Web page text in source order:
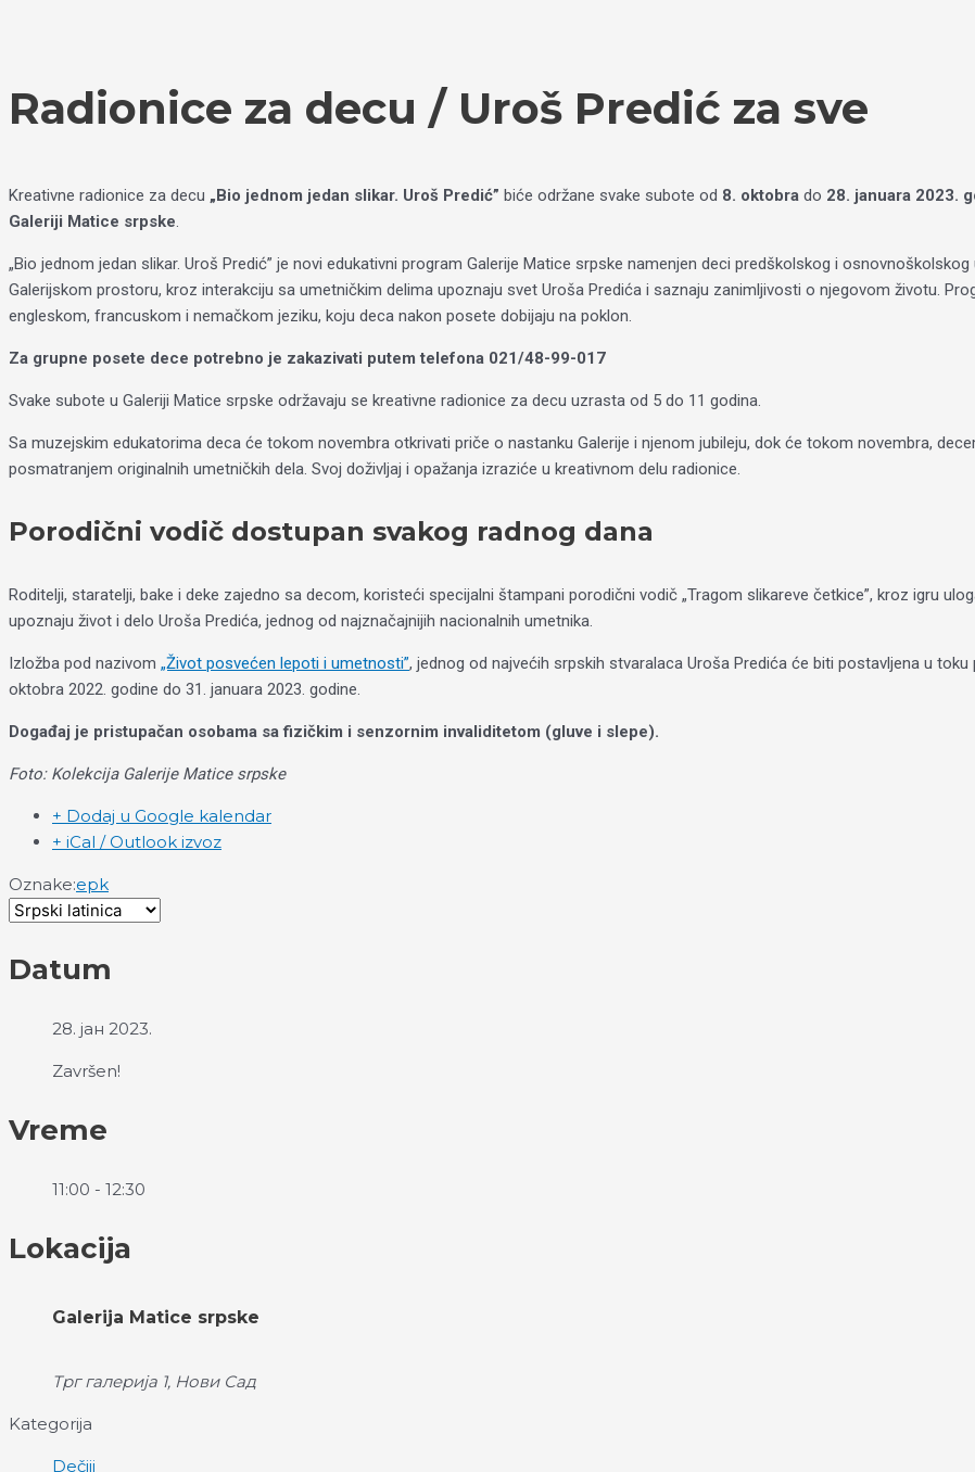
Radionice za decu / Uroš Predić za sve
Kreativne radionice za decu „Bio jednom jedan slikar. Uroš Predić” biće održane svake subote od 8. oktobra do 28. januara 2023.
Galeriji Matice srpske.
„Bio jednom jedan slikar. Uroš Predić” je novi edukativni program Galerije Matice srpske namenjen deci predškolskog i
Galerijskom prostoru, kroz interakciju sa umetničkim delima upoznaju svet Uroša Predića i saznaju zanimljivosti o njegovom životu.
engleskom, francuskom i nemačkom jeziku, koju deca nakon posete dobijaju na poklon.
Za grupne posete dece potrebno je zakazivati putem telefona 021/48-99-017
Svake subote u Galeriji Matice srpske održavaju se kreativne radionice za decu uzrasta od 5 do 11 godina.
Sa muzejskim edukatorima deca će tokom novembra otkrivati priče o nastanku Galerije i njenom jubileju, dok će tokom novembra,
posmatranjem originalnih umetničkih dela. Svoj doživljaj i opažanja izraziće u kreativnom delu radionice.
Porodični vodič dostupan svakog radnog dana
Roditelji, staratelji, bake i deke zajedno sa decom, koristeći specijalni štampani porodični vodič „Tragom slikareve četkice”, kroz igru
upoznaju život i delo Uroša Predića, jednog od najznačajnijih nacionalnih umetnika.
Izložba pod nazivom „Život posvećen lepoti i umetnosti”, jednog od najvećih srpskih stvaralaca Uroša Predića će biti postavljena u
oktobra 2022. godine do 31. januara 2023. godine.
Događaj je pristupačan osobama sa fizičkim i senzornim invaliditetom (gluve i slepe).
Foto: Kolekcija Galerije Matice srpske
+ Dodaj u Google kalendar
+ iCal / Outlook izvoz
Oznake:epk
Datum
28. јан 2023.
Završen!
Vreme
11:00 - 12:30
Lokacija
Galerija Matice srpske
Трг галерија 1, Нови Сад
Kategorija
Dečiji